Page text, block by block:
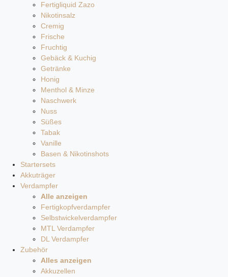
Fertigliquid Zazo
Nikotinsalz
Cremig
Frische
Fruchtig
Gebäck & Kuchig
Getränke
Honig
Menthol & Minze
Naschwerk
Nuss
Süßes
Tabak
Vanille
Basen & Nikotinshots
Startersets
Akkuträger
Verdampfer
Alle anzeigen
Fertigkopfverdampfer
Selbstwickelverdampfer
MTL Verdampfer
DL Verdampfer
Zubehör
Alles anzeigen
Akkuzellen